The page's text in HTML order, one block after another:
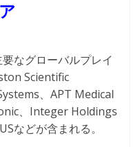
なグローバルプレイ
Scientific
、APT Medical
、Integer Holdings
などが含まれる。